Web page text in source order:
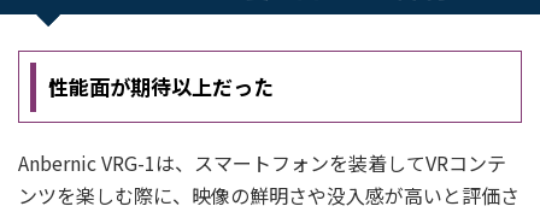
性能面が期待以上だった
Anbernic VRG-1は、スマートフォンを装着してVRコンテ
ンツを楽しむ際に、映像の鮮明さや没入感が高いと評価さ